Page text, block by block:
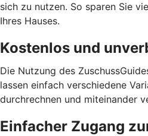
sich zu nutzen. So sparen Sie
Ihres Hauses.
Kostenlos und
Die Nutzung des
lassen einfach verschiedene
durchrechnen und miteinander
Einfacher Zugang